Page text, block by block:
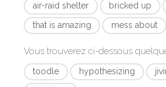
air-raid shelter bricked up
that is amazing
mess about
Vous trouverez ci-dessous
toodle hypothesizing